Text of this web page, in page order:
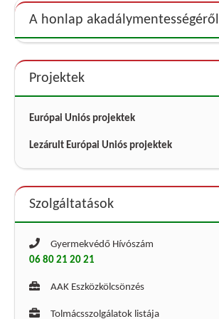
A honlap akadálymentességéről
Projektek
Európai Uniós projektek
Lezárult Európai Uniós projektek
Szolgáltatások
Gyermekvédő Hívószám
06 80 21 20 21
AAK Eszközkölcsönzés
Tolmácsszolgálatok listája